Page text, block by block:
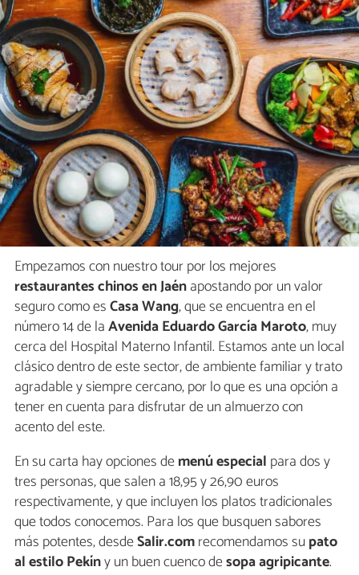
Empezamos con nuestro tour por los mejores
restaurantes chinos en Jaénapostando por un valor
seguro como esCasa Wang, que se encuentra en el
número 14 de laAvenida Eduardo García Maroto, muy
cerca del Hospital Materno Infantil. Estamos ante un local
clásico dentro de este sector, de ambiente familiar y trato
agradable y siempre cercano, por lo que es una opción a
tener en cuenta para disfrutar de un almuerzo con
acento del este.
En su carta hay opciones demenú especial para dos y
tres personas, que salen a 18,95 y 26,90 euros
respectivamente, y que incluyen los platos tradicionales
que todos conocemos. Para los que busquen sabores
más potentes, desdeSalir.comrecomendamos supato
al estilo Pekíny un buen cuenco desopa agripicante.